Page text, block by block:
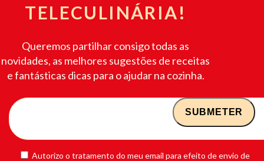
TELECULINÁRIA!
Queremos partilhar consigo todas as
novidades, as melhores sugestões de receitas
e fantásticas dicas para o ajudar na cozinha.
Autorizo o tratamento do meu email para efeito de envio de